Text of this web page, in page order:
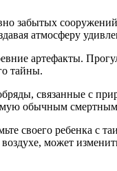
забытых
атмосферу
артефакты.
тайны.
связанные с
обычным
своего ребенка с
может